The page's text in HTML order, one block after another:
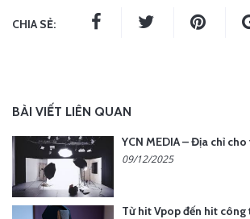
CHIA SẺ:
BÀI VIẾT LIÊN QUAN
09/12/2025